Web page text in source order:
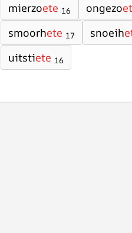
mierzoete 16 ongezo
smoorhete 17 snoeih
uitstiete 16